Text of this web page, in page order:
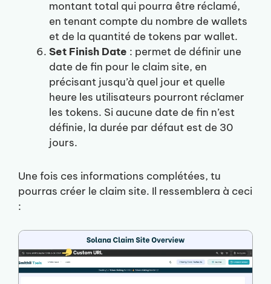
montant total qui pourra être réclamé,
en tenant compte du nombre de wallets
et de la quantité de tokens par wallet.
Set Finish Date : permet de définir une
date de fin pour le claim site, en
précisant jusqu’à quel jour et quelle
heure les utilisateurs pourront réclamer
les tokens. Si aucune date de fin n’est
définie, la durée par défaut est de 30
jours.
Une fois ces informations complétées, tu
pourras créer le claim site. Il ressemblera à ceci
: